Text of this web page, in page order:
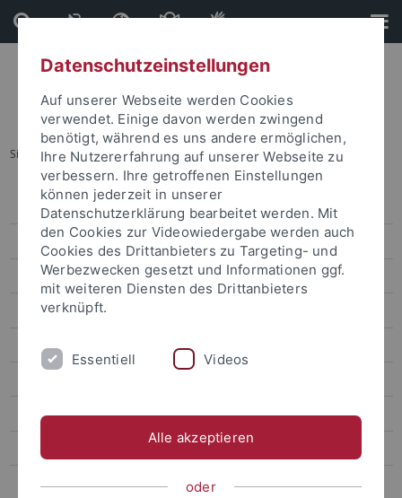
Direkt
zum
Inhalt
Direkt
zur
Fußleiste
Sie sind hier: Startseite ... Archiv attempto online
Pressemitteilungen
attempto online
Forschung
Studium
Termine
Datenschutzeinstellungen
Auf unserer Webseite werden Cookies
verwendet. Einige davon werden zwingend
benötigt, während es uns andere ermöglichen,
Ihre Nutzererfahrung auf unserer Webseite zu
verbessern. Ihre getroffenen Einstellungen
können jederzeit in unserer
Datenschutzerklärung bearbeitet werden. Mit
den Cookies zur Videowiedergabe werden auch
Cookies des Drittanbieters zu Targeting- und
Werbezwecken gesetzt und Informationen ggf.
mit weiteren Diensten des Drittanbieters
verknüpft.
Essentiell Videos
Alle akzeptieren
oder